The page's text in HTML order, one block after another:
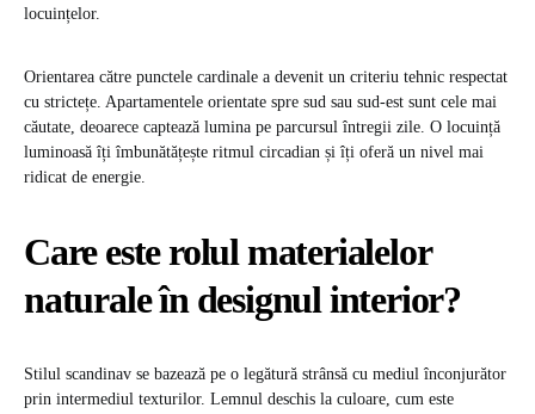
locuințelor.
Orientarea către punctele cardinale a devenit un criteriu tehnic respectat
cu strictețe. Apartamentele orientate spre sud sau sud-est sunt cele mai
căutate, deoarece captează lumina pe parcursul întregii zile. O locuință
luminoasă îți îmbunătățește ritmul circadian și îți oferă un nivel mai
ridicat de energie.
Care este rolul materialelor
naturale în designul interior?
Stilul scandinav se bazează pe o legătură strânsă cu mediul înconjurător
prin intermediul texturilor. Lemnul deschis la culoare, cum este